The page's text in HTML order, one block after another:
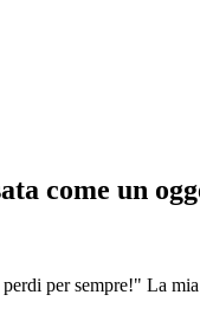
come un
per sempre!" La